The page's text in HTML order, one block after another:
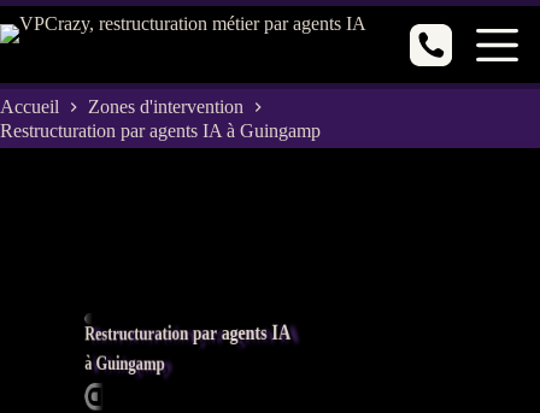
Passer
au
Accueil
Zones d'intervention
Restructuration par agents IA à Guingamp
Restructuration par agents IA
à Guingamp